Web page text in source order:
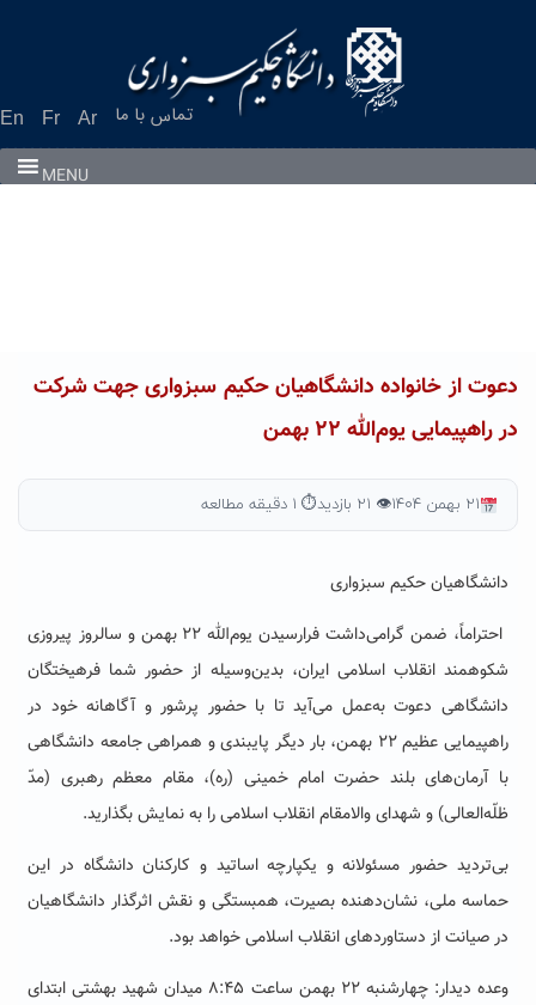
En Fr Ar تماس با ما
MENU
دعوت از خانواده دانشگاهیان حکیم سبزواری جهت شرکت
در راهپیمایی یوم‌الله ۲۲ بهمن
۲۱ بهمن ۱۴۰۴ 👁 ۲۱ بازدید ⏱ ۱ دقیقه مطالعه
دانشگاهیان حکیم سبزواری
احتراماً، ضمن گرامی‌داشت فرارسیدن یوم‌الله ۲۲ بهمن و سالروز پیروزی
شکوهمند انقلاب اسلامی ایران، بدین‌وسیله از حضور شما فرهیختگان
دانشگاهی دعوت به‌عمل می‌آید تا با حضور پرشور و آگاهانه خود در
راهپیمایی عظیم ۲۲ بهمن، بار دیگر پایبندی و همراهی جامعه دانشگاهی
با آرمان‌های بلند حضرت امام خمینی (ره)، مقام معظم رهبری (مدّ
ظلّه‌العالی) و شهدای والامقام انقلاب اسلامی را به نمایش بگذارید.
بی‌تردید حضور مسئولانه و یکپارچه اساتید و کارکنان دانشگاه در این
حماسه ملی، نشان‌دهنده بصیرت، همبستگی و نقش اثرگذار دانشگاهیان
در صیانت از دستاوردهای انقلاب اسلامی خواهد بود.
وعده دیدار: چهارشنبه ۲۲ بهمن ساعت ۸:۴۵ میدان شهید بهشتی ابتدای